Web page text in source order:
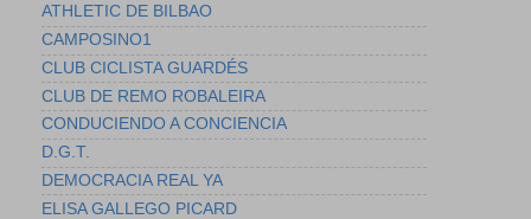
ATHLETIC DE BILBAO
CAMPOSINO1
CLUB CICLISTA GUARDÉS
CLUB DE REMO ROBALEIRA
CONDUCIENDO A CONCIENCIA
D.G.T.
DEMOCRACIA REAL YA
ELISA GALLEGO PICARD